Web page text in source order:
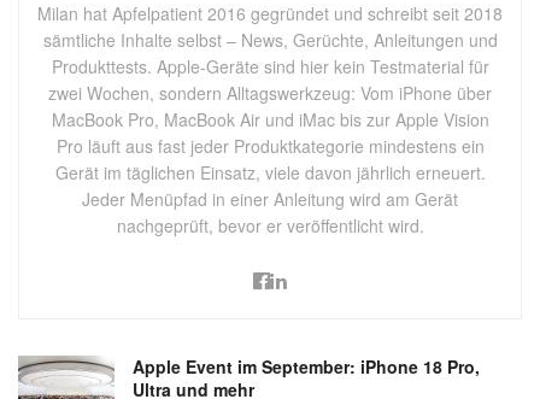
Milan hat Apfelpatient 2016 gegründet und schreibt seit 2018
sämtliche Inhalte selbst – News, Gerüchte, Anleitungen und
Produkttests. Apple-Geräte sind hier kein Testmaterial für
zwei Wochen, sondern Alltagswerkzeug: Vom iPhone über
MacBook Pro, MacBook Air und iMac bis zur Apple Vision
Pro läuft aus fast jeder Produktkategorie mindestens ein
Gerät im täglichen Einsatz, viele davon jährlich erneuert.
Jeder Menüpfad in einer Anleitung wird am Gerät
nachgeprüft, bevor er veröffentlicht wird.
Apple Event im September: iPhone 18 Pro,
Ultra und mehr